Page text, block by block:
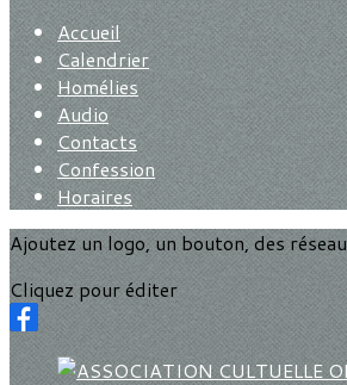
Accueil
Calendrier
Homélies
Audio
Contacts
Confession
Horaires
Ajoutez un logo, un bouton, des
Cliquez pour éditer